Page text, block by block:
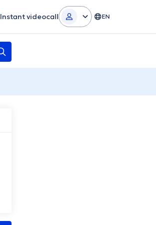
Instant videocall EN